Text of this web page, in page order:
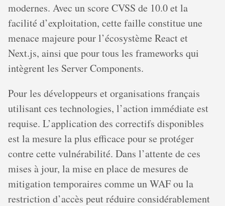
modernes. Avec un score CVSS de 10.0 et la
facilité d’exploitation, cette faille constitue une
menace majeure pour l’écosystème React et
Next.js, ainsi que pour tous les frameworks qui
intègrent les Server Components.
Pour les développeurs et organisations français
utilisant ces technologies, l’action immédiate est
requise. L’application des correctifs disponibles
est la mesure la plus efficace pour se protéger
contre cette vulnérabilité. Dans l’attente de ces
mises à jour, la mise en place de mesures de
mitigation temporaires comme un WAF ou la
restriction d’accès peut réduire considérablement